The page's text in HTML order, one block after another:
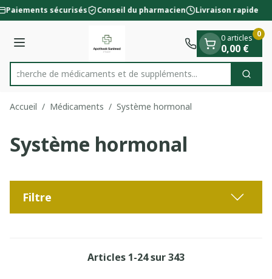
Aller au contenu
1 de 1
Paiements sécurisés Conseil du pharmacien Livraison rapide
Menu
Rechercher
Recherche de médicaments et de su
0 articles
0,00 €
0
Accueil / Médicaments / Système hormonal
Système hormonal
Filtre
Articles 1-24sur343